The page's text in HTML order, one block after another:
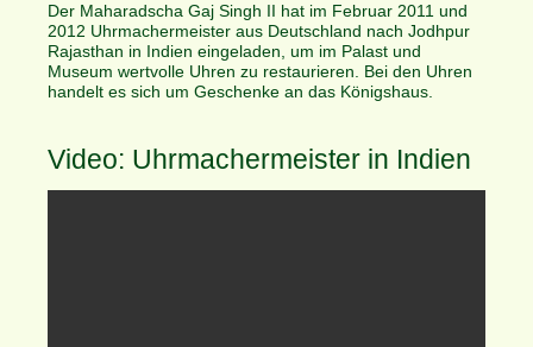
Der Maharadscha Gaj Singh II hat im Februar 2011 und
2012 Uhrmachermeister aus Deutschland nach Jodhpur
Rajasthan in Indien eingeladen, um im Palast und
Museum wertvolle Uhren zu restaurieren. Bei den Uhren
handelt es sich um Geschenke an das Königshaus.
Video: Uhrmachermeister in Indien